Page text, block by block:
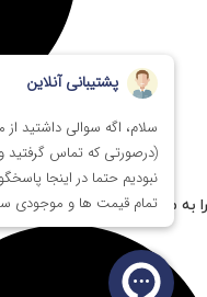
به مستر پی سی اعتماد کنیم؟